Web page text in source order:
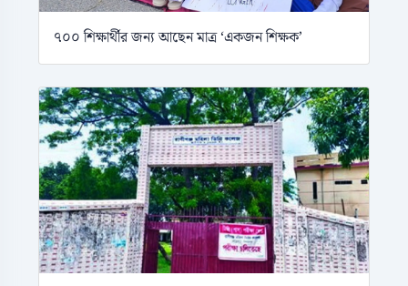
৭০০ শিক্ষার্থীর জন্য আছেন মাত্র ‘একজন শিক্ষক’